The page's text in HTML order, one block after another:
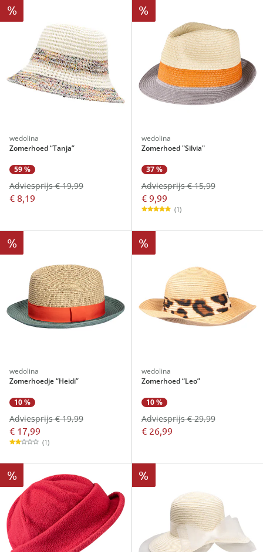
%
wedolina
Zomerhoed “Tanja”
59 %
€ 8,19
Adviesprijs € 19,99
%
wedolina
Zomerhoed "Silvia"
37 %
€ 9,99
Adviesprijs € 15,99
(1)
%
wedolina
Zomerhoedje “Heidi”
10 %
€ 17,99
Adviesprijs € 19,99
(1)
%
wedolina
Zomerhoed “Leo”
10 %
€ 26,99
Adviesprijs € 29,99
% %